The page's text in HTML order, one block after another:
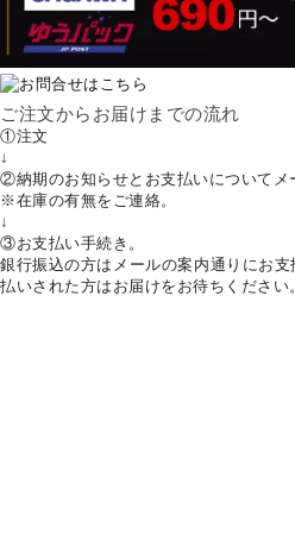
ご注文からお届けまでの流れ
①注文
↓
②納期のお知らせとお支払いについてメ
※在庫の有無をご連絡。
↓
③お支払い手続き。
銀行振込の方はメールの案内通りにお
払いされた方はお届けをお待ちください。